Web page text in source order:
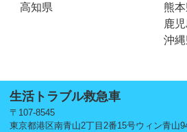
高知県
熊
鹿
沖
生活トラブル救急車
〒107-8545
東京都港区南青山2丁目2番15号ウィン青山